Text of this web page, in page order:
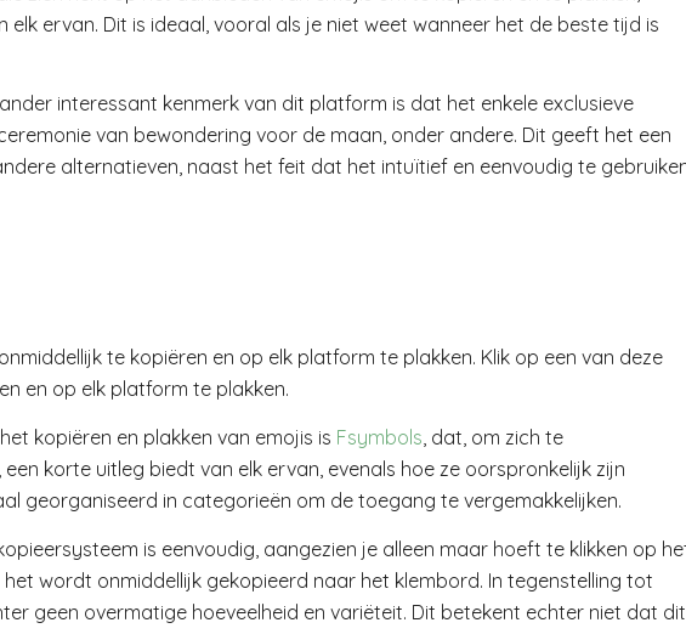
ervan. Dit is ideaal, vooral als je niet weet wanneer het de beste tijd is
interessant kenmerk van dit platform is dat het enkele exclusieve
van bewondering voor de maan, onder andere. Dit geeft het een
alternatieven, naast het feit dat het intuïtief en eenvoudig te
te kopiëren en op elk platform te plakken. Klik op een van deze
en op elk platform te plakken.
kopiëren en plakken van emojis is Fsymbols, dat, om zich te
korte uitleg biedt van elk ervan, evenals hoe ze oorspronkelijk zijn
georganiseerd in categorieën om de toegang te vergemakkelijken.
is eenvoudig, aangezien je alleen maar hoeft te klikken op
wordt onmiddellijk gekopieerd naar het klembord. In tegenstelling tot
geen overmatige hoeveelheid en variëteit. Dit betekent echter niet dat dit